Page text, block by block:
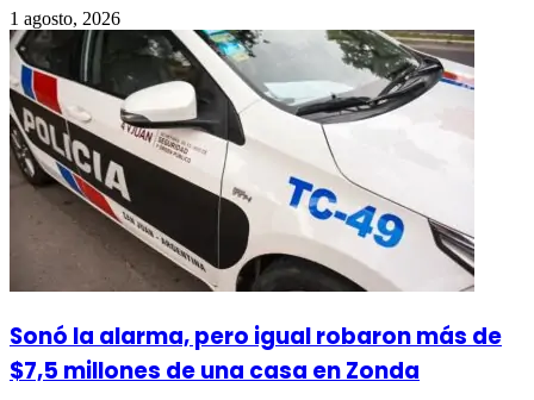
1 agosto, 2026
Sonó la alarma, pero igual robaron más de
$7,5 millones de una casa en Zonda